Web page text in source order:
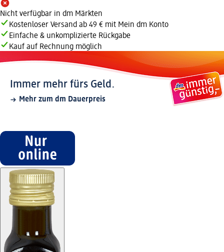
Nicht verfügbar in dm Märkten
Kostenloser Versand ab 49 € mit Mein dm Konto
Einfache & unkomplizierte Rückgabe
Kauf auf Rechnung möglich
Immer mehr fürs Geld.
Mehr zum dm Dauerpreis